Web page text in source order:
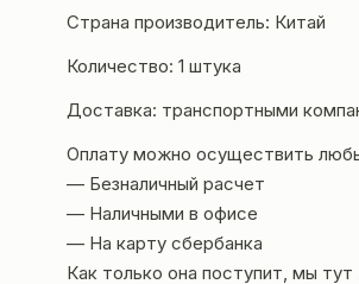
Страна производитель: Китай
Количество: 1 штука
Доставка: транспортными
Оплату можно осуществить
— Безналичный расчет
— Наличными в офисе
— На карту сбербанка
Как только она поступит, мы